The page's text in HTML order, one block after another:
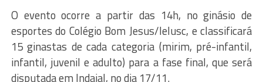
O evento ocorre a partir das 14h, no ginásio de
esportes do Colégio Bom Jesus/Ielusc, e classificará
15 ginastas de cada categoria (mirim, pré-infantil,
infantil, juvenil e adulto) para a fase final, que será
disputada em Indaial, no dia 17/11.